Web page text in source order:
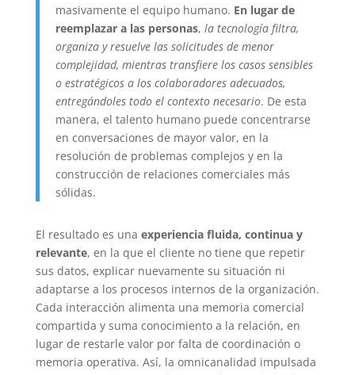
masivamente el equipo humano. En lugar de
reemplazar a las personas, la tecnología filtra,
organiza y resuelve las solicitudes de menor
complejidad, mientras transfiere los casos sensibles
o estratégicos a los colaboradores adecuados,
entregándoles todo el contexto necesario. De esta
manera, el talento humano puede concentrarse
en conversaciones de mayor valor, en la
resolución de problemas complejos y en la
construcción de relaciones comerciales más
sólidas.
El resultado es una experiencia fluida, continua y
relevante, en la que el cliente no tiene que repetir
sus datos, explicar nuevamente su situación ni
adaptarse a los procesos internos de la organización.
Cada interacción alimenta una memoria comercial
compartida y suma conocimiento a la relación, en
lugar de restarle valor por falta de coordinación o
memoria operativa. Así, la omnicanalidad impulsada